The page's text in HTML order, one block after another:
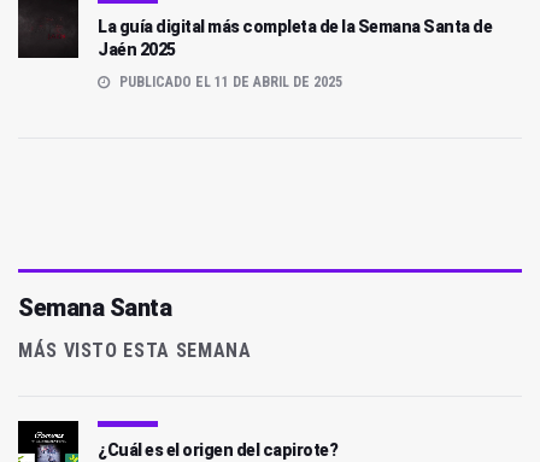
La guía digital más completa de la Semana Santa de
Jaén 2025
PUBLICADO EL 11 DE ABRIL DE 2025
Semana Santa
MÁS VISTO ESTA SEMANA
¿Cuál es el origen del capirote?